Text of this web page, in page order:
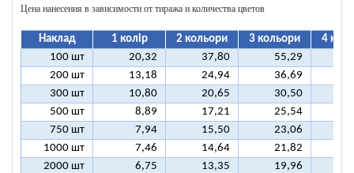
Цена нанесения в зависимости от тиража и количества цветов
Наклад 1 колір 2 кольори 3 кольори
4
100 шт
20,32 37,80 55,29
200 шт
13,18 24,94 36,69
300 шт
10,80 20,65 30,50
500 шт
8,89 17,21 25,54
750 шт
7,94 15,50 23,06
1000 шт
7,46 14,64 21,82
2000 шт
6,75 13,35 19,96